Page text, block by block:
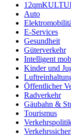
Auto
E-Services
Gesundheit
Güterverkehr
Intelligent
Kinder und
Öffentlicher
Radverkehr
Gäubahn &
Tourismus